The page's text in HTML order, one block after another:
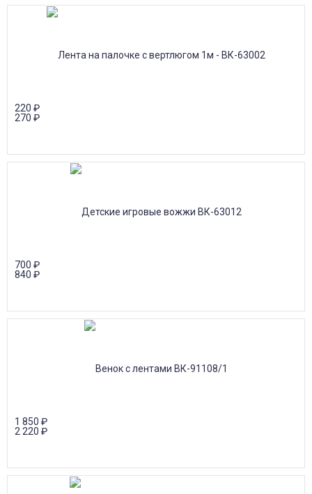
220 ₽
270 ₽
700 ₽
840 ₽
1 850 ₽
2 220 ₽